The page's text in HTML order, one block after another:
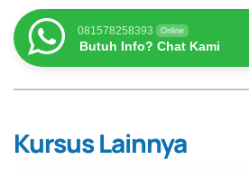
081578258393 Online
Butuh Info? Chat Kami
Kursus Lainnya